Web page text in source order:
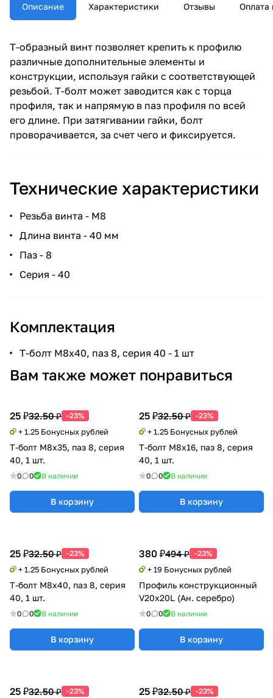
Описание Характеристики Отзывы Оплата
Т-образный винт позволяет крепить к профилю
различные дополнительные элементы и
конструкции, используя гайки с соответствующей
резьбой. Т-болт может заводится как с торца
профиля, так и напрямую в паз профиля по всей
его длине. При затягивании гайки, болт
проворачивается, за счет чего и фиксируется.
Технические характеристики
Резьба винта - М8
Длина винта - 40 мм
Паз - 8
Серия - 40
Комплектация
Т-болт М8х40, паз 8, серия 40 - 1 шт
Вам также может понравиться
25 ₽32.50 ₽ -23%
+ 1.25 Бонусных рублей
Т-болт М8х35, паз 8, серия
40, 1 шт.
0 0 В наличии
В корзину
25 ₽32.50 ₽ -23%
+ 1.25 Бонусных рублей
Т-болт М8х16, паз 8, серия
40, 1 шт.
0 0 В наличии
В корзину
380 ₽494 ₽ -23%
+ 19 Бонусных рублей
Профиль конструкционный
V20х20L (Ан. серебро)
0 0 В наличии
В корзину
25 ₽32.50 ₽ -23% 25 ₽32.50 ₽ -23%
25 ₽32.50 ₽ -23%
+ 1.25 Бонусных рублей
Т-болт М8х40, паз 8, серия
40, 1 шт.
0 0 В наличии
В корзину